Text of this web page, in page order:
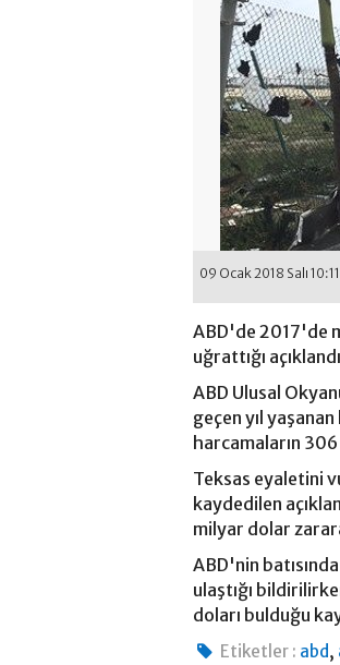
09 Ocak 2018 Salı 10:11
ABD'de 2017'de
uğrattığı
ABD Ulusal
geçen yıl
harcamaların
Teksas eyaletini
kaydedilen
milyar dolar
ABD'nin
ulaştığı
doları bulduğu
Etiketler : abd,